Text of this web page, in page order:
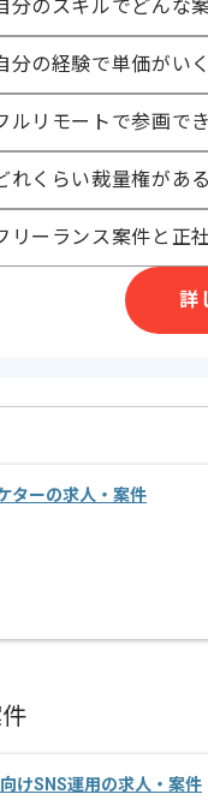
件でございます。
ことができます。
で、
のご提案も差し上げる場
導入し、
る環境でございます。
参画されたい方にオスス
んでおります。
分のスキルでどんな
分の経験で単価がい
ルリモートで参画で
れくらい裁量権があ
リーランス案件と正
詳
ターの求人・案件
けSNS運用の求人・案件